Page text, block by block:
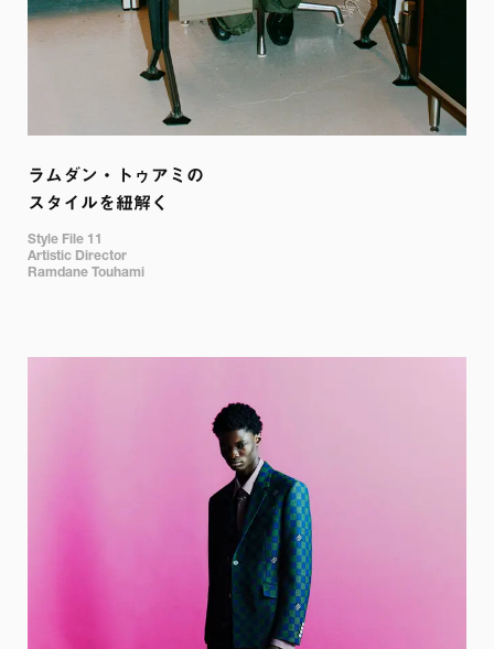
ラムダン・トゥアミの
スタイルを紐解く
Style File 11
Artistic Director
Ramdane Touhami